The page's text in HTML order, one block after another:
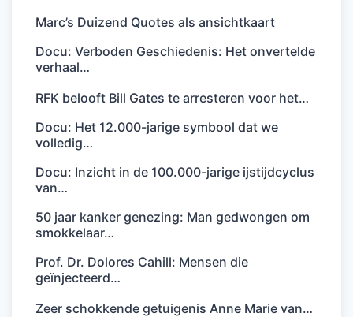
Marc’s Duizend Quotes als ansichtkaart
Docu: Verboden Geschiedenis: Het onvertelde
verhaal…
RFK belooft Bill Gates te arresteren voor het…
Docu: Het 12.000-jarige symbool dat we
volledig…
Docu: Inzicht in de 100.000-jarige ijstijdcyclus
van…
50 jaar kanker genezing: Man gedwongen om
smokkelaar…
Prof. Dr. Dolores Cahill: Mensen die
geïnjecteerd…
Zeer schokkende getuigenis Anne Marie van…